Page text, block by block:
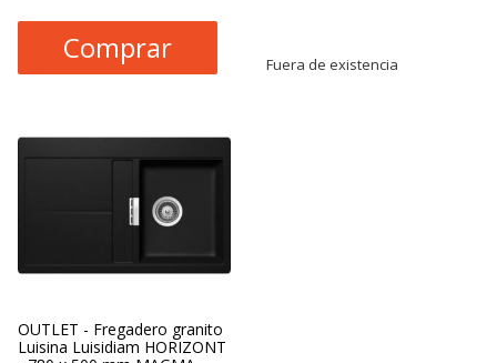
Comprar
Fuera de existencia
OUTLET - Fregadero granito
Luisina Luisidiam HORIZONT